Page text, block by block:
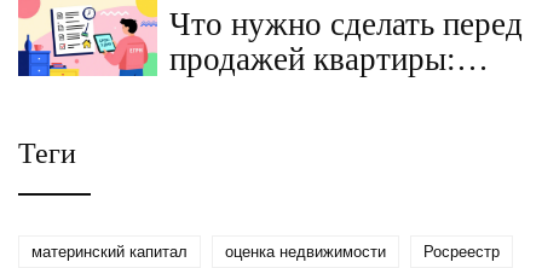
Что нужно сделать перед
продажей квартиры:
Теги
материнский капитал оценка недвижимости Росреестр